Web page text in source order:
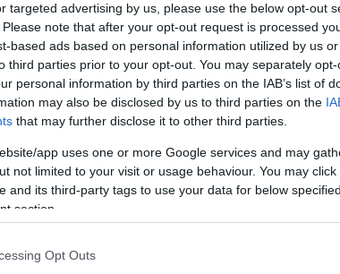
targeted advertising by us, please use the below opt-out
note that after your opt-out request is processed
based ads based on personal information utilized by us
third parties prior to your opt-out. You may separately
personal information by third parties on the IAB’s list of
may also be disclosed by us to third parties on the
that may further disclose it to other third parties.
app uses one or more Google services and may
not limited to your visit or usage behaviour. You may
and its third-party tags to use your data for below
section.
Opt Outs
PantherMedia
porel virus de la varicela